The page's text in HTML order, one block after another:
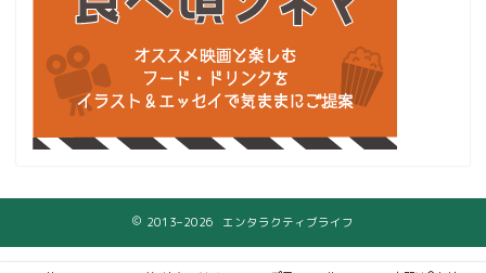
2013–2026 エンタラクティブライフ